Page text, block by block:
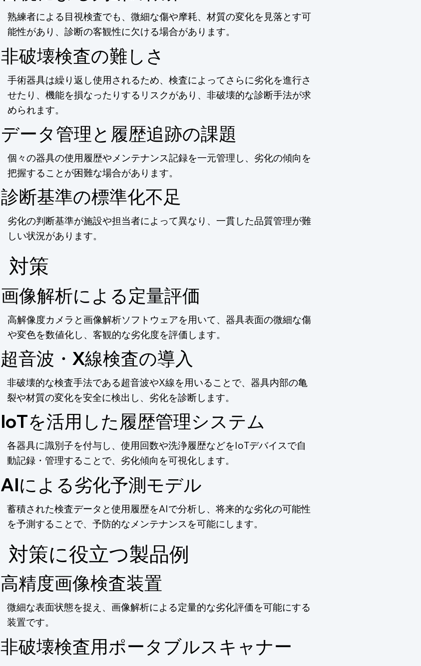
熟練者による目視検査でも、微細な傷や摩耗、材質の変化を見落とす可
能性があり、診断の客観性に欠ける場合があります。
非破壊検査の難しさ
手術器具は繰り返し使用されるため、検査によってさらに劣化を進行さ
せたり、機能を損なったりするリスクがあり、非破壊的な診断手法が求
められます。
データ管理と履歴追跡の課題
個々の器具の使用履歴やメンテナンス記録を一元管理し、劣化の傾向を
把握することが困難な場合があります。
診断基準の標準化不足
劣化の判断基準が施設や担当者によって異なり、一貫した品質管理が難
しい状況があります。
​対策
画像解析による定量評価
高解像度カメラと画像解析ソフトウェアを用いて、器具表面の微細な傷
や変色を数値化し、客観的な劣化度を評価します。
超音波・X線検査の導入
非破壊的な検査手法である超音波やX線を用いることで、器具内部の亀
裂や材質の変化を安全に検出し、劣化を診断します。
IoTを活用した履歴管理システム
各器具に識別子を付与し、使用回数や洗浄履歴などをIoTデバイスで自
動記録・管理することで、劣化傾向を可視化します。
AIによる劣化予測モデル
蓄積された検査データと使用履歴をAIで分析し、将来的な劣化の可能性
を予測することで、予防的なメンテナンスを可能にします。
​対策に役立つ製品例
高精度画像検査装置
微細な表面状態を捉え、画像解析による定量的な劣化評価を可能にする
装置です。
非破壊検査用ポータブルスキャナー